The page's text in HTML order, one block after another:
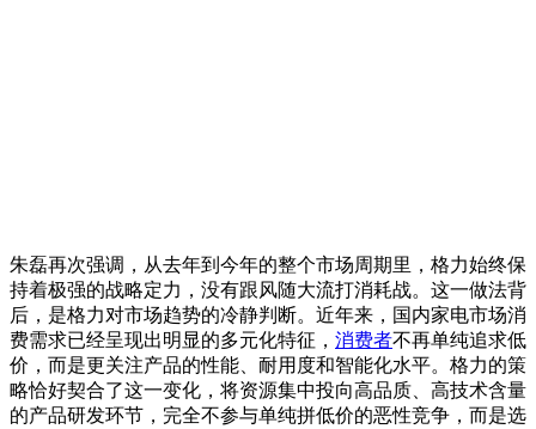
朱磊再次强调，从去年到今年的整个市场周期里，格力始终保
持着极强的战略定力，没有跟风随大流打消耗战。这一做法背
后，是格力对市场趋势的冷静判断。近年来，国内家电市场消
费需求已经呈现出明显的多元化特征， 消费者不再单纯追求低
价，而是更关注产品的性能、耐用度和智能化水平。格力的策
略恰好契合了这一变化，将资源集中投向高品质、高技术含量
的产品研发环节，完全不参与单纯拼低价的恶性竞争，而是选